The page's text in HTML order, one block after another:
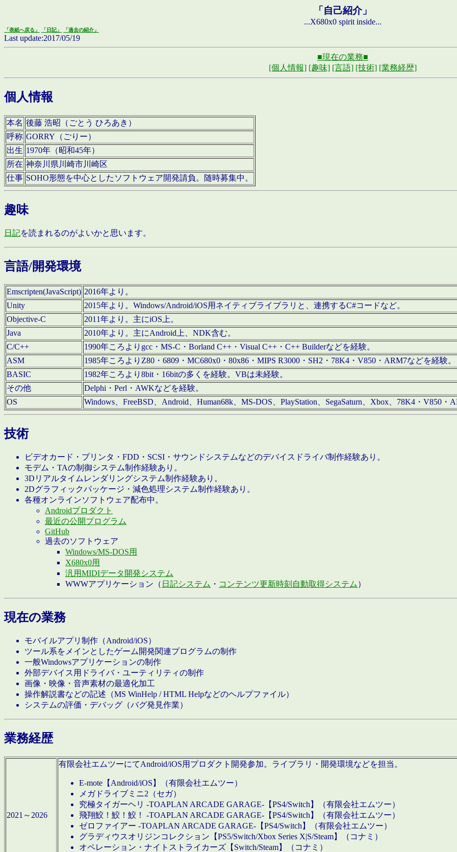
「自己紹介」
...X680x0 spirit inside...
「表紙へ戻る」 「日記」 「過去の紹介」
Last update:2017/05/19
■現在の業務■
[個人情報] [趣味] [言語] [技術] [業務経歴]
個人情報
本名 後藤 浩昭（ごとう ひろあき）
呼称 GORRY（ごりー）
出生 1970年（昭和45年）
所在 神奈川県川崎市川崎区
仕事 SOHO形態を中心としたソフトウェア開発請負。随時募集中。
趣味
日記を読まれるのがよいかと思います。
言語/開発環境
Emscripten(JavaScript) 2016年より。
Unity
2015年より。Windows/Android/iOS用ネイティブライブラリと、連携するC#コードなど。
Objective-C
2011年より。主にiOS上。
Java
2010年より。主にAndroid上、NDK含む。
C/C++
1990年ころよりgcc・MS-C・Borland C++・Visual C++・C++ Builderなどを経験。
ASM
1985年ころよりZ80・6809・MC680x0・80x86・MIPS R3000・SH2・78K4・V850・ARM7などを経験。
BASIC
1982年ころより8bit・16bitの多くを経験。VBは未経験。
その他
Delphi・Perl・AWKなどを経験。
OS
Windows、FreeBSD、Android、Human68k、MS-DOS、PlayStation、SegaSaturn、Xbox、78K4・V850・
技術
ビデオカード・プリンタ・FDD・SCSI・サウンドシステムなどのデバイスドライバ制作経験あり。
モデム・TAの制御システム制作経験あり。
3Dリアルタイムレンダリングシステム制作経験あり。
2Dグラフィックパッケージ・減色処理システム制作経験あり。
各種オンラインソフトウェア配布中。
Androidプロダクト
最近の公開プログラム
GitHub
過去のソフトウェア
Windows/MS-DOS用
X680x0用
汎用MIDIデータ開発システム
WWWアプリケーション（ 日記システム ・ コンテンツ更新時刻自動取得システム ）
現在の業務
モバイルアプリ制作（Android/iOS）
ツール系をメインとしたゲーム開発関連プログラムの制作
一般Windowsアプリケーションの制作
外部デバイス用ドライバ・ユーティリティの制作
画像・映像・音声素材の最適化加工
操作解説書などの記述（MS WinHelp / HTML Helpなどのヘルプファイル）
システムの評価・デバッグ（バグ発見作業）
業務経歴
2021～2026
有限会社エムツーにてAndroid/iOS用プロダクト開発参加。ライブラリ・開発環境などを担当。
E-mote【Android/iOS】（有限会社エムツー）
メガドライブミニ2（セガ）
究極タイガーヘリ -TOAPLAN ARCADE GARAGE-【PS4/Switch】（有限会社エムツー）
飛翔鮫！鮫！鮫！ -TOAPLAN ARCADE GARAGE-【PS4/Switch】（有限会社エムツー）
ゼロファイアー -TOAPLAN ARCADE GARAGE-【PS4/Switch】（有限会社エムツー）
グラディウスオリジンコレクション【PS5/Switch/Xbox Series X|S/Steam】（コナミ）
オペレーション・ナイトストライカーズ【Switch/Steam】（コナミ）